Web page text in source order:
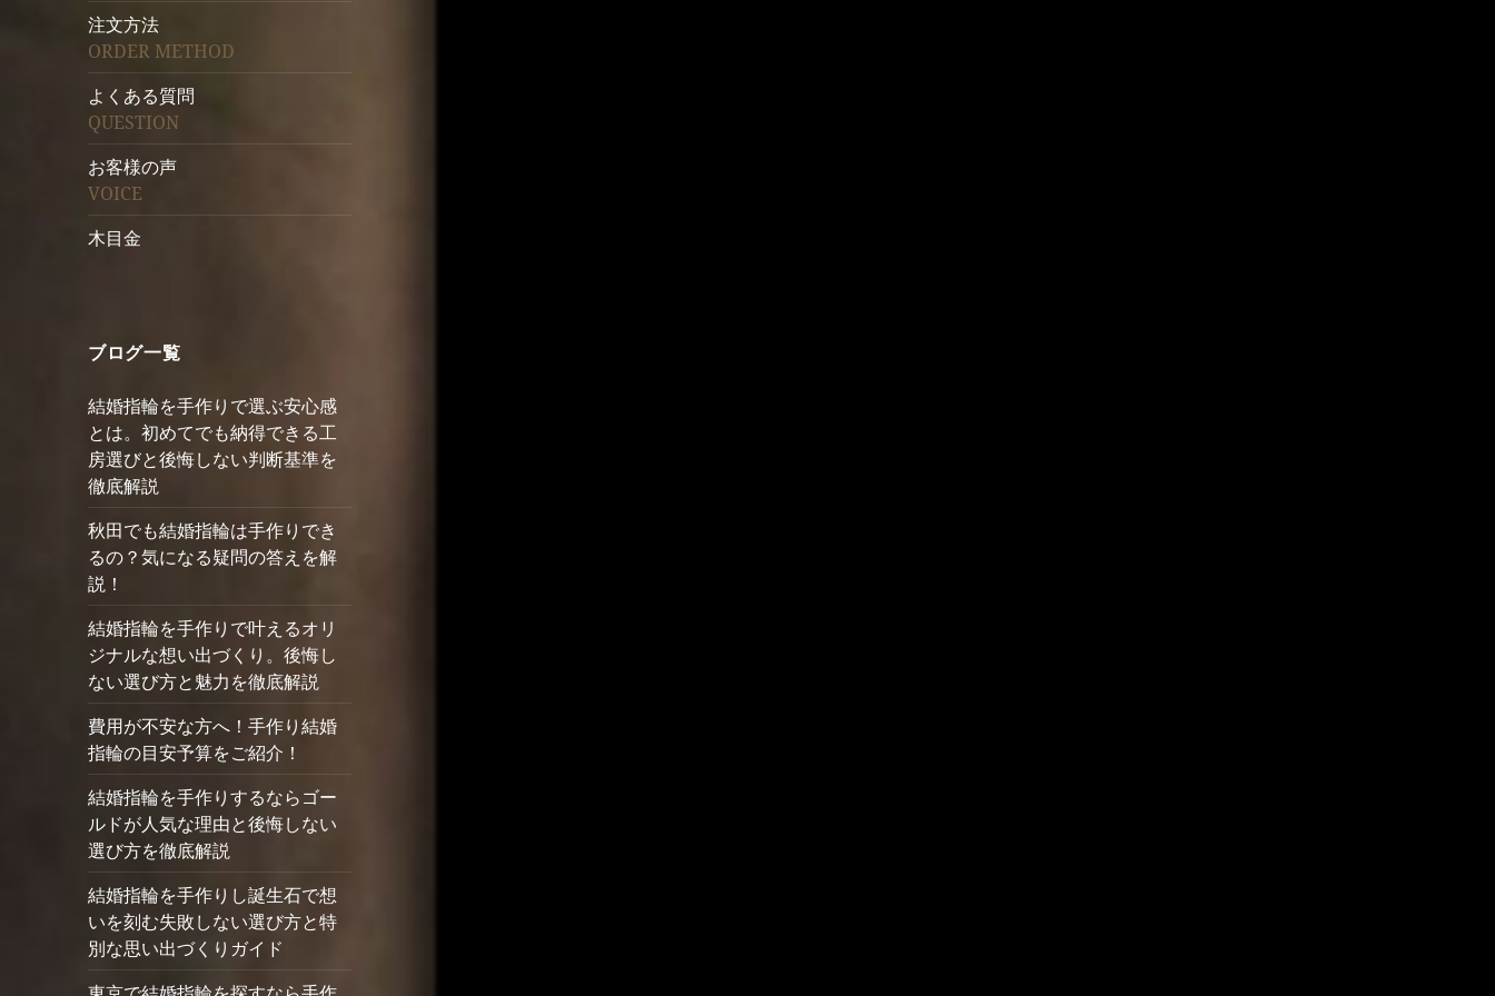
注文方法
ORDER METHOD
よくある質問
QUESTION
お客様の声
VOICE
木目金
ブログ一覧
結婚指輪を手作りで選ぶ安心感
とは。初めてでも納得できる工
房選びと後悔しない判断基準を
徹底解説
秋田でも結婚指輪は手作りでき
るの？気になる疑問の答えを解
説！
結婚指輪を手作りで叶えるオリ
ジナルな想い出づくり。後悔し
ない選び方と魅力を徹底解説
費用が不安な方へ！手作り結婚
指輪の目安予算をご紹介！
結婚指輪を手作りするならゴー
ルドが人気な理由と後悔しない
選び方を徹底解説
結婚指輪を手作りし誕生石で想
いを刻む失敗しない選び方と特
別な思い出づくりガイド